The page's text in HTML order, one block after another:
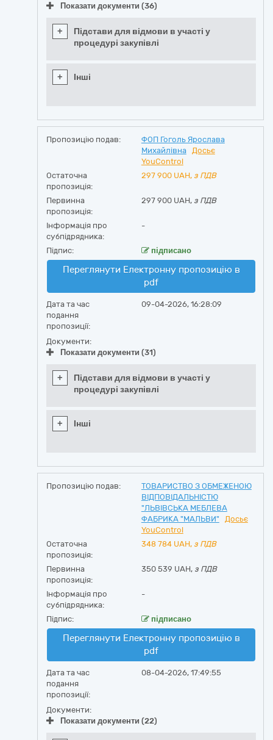
Показати документи (36)
+
Підстави для відмови в участі у
процедурі закупівлі
+ Інші
Пропозицію подав:
ФОП Гоголь Ярослава
Михайлівна
Досьє
YouControl
Остаточна
пропозиція:
297 900 UAH, з ПДВ
Первинна
пропозиція:
297 900 UAH, з ПДВ
Інформація про
субпідрядника:
-
Підпис: підписано
Переглянути Електронну пропозицію в
pdf
Дата та час
подання
пропозиції:
09-04-2026, 16:28:09
Документи:
Показати документи (31)
+
Підстави для відмови в участі у
процедурі закупівлі
+ Інші
Пропозицію подав:
ТОВАРИСТВО З ОБМЕЖЕНОЮ
ВІДПОВІДАЛЬНІСТЮ
"ЛЬВІВСЬКА МЕБЛЕВА
ФАБРИКА "МАЛЬВИ"
Досьє
YouControl
Остаточна
пропозиція:
348 784 UAH, з ПДВ
Первинна
пропозиція:
350 539 UAH, з ПДВ
Інформація про
субпідрядника:
-
Підпис: підписано
Переглянути Електронну пропозицію в
pdf
Дата та час
подання
пропозиції:
08-04-2026, 17:49:55
Документи:
Показати документи (22)